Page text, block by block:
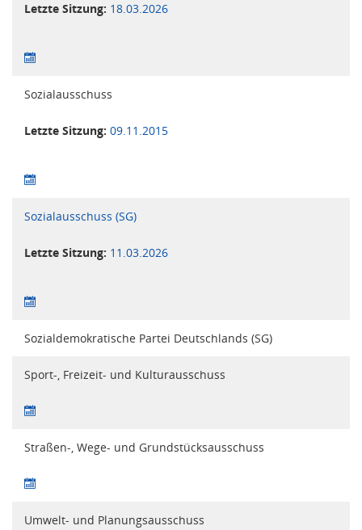
Letzte Sitzung: 18.03.2026
Sozialausschuss
Letzte Sitzung: 09.11.2015
Sozialausschuss (SG)
Letzte Sitzung: 11.03.2026
Sozialdemokratische Partei Deutschlands (SG)
Sport-, Freizeit- und Kulturausschuss
Straßen-, Wege- und Grundstücksausschuss
Umwelt- und Planungsausschuss